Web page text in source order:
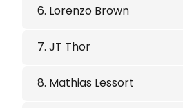
6. Lorenzo Brown
7. JT Thor
8. Mathias Lessort